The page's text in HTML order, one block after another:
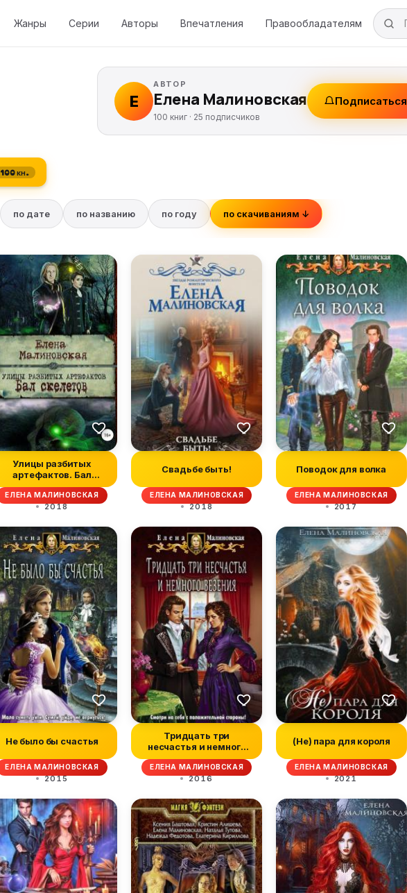
Жанры Серии Авторы Впечатления Правообладателям
Е
АВТОР
Елена Малиновская
100 книг · 25 подписчиков
Подписаться
100 кн.
по дате по названию по году по скачиваниям ↓
Улицы разбитых
артефактов. Бал
скелетов
ЕЛЕНА МАЛИНОВСКАЯ
2018
Свадьбе быть!
ЕЛЕНА МАЛИНОВСКАЯ
2018
Поводок для волка
ЕЛЕНА МАЛИНОВСКАЯ
2017
Не было бы счастья
ЕЛЕНА МАЛИНОВСКАЯ
2015
Тридцать три
несчастья и немного
везения
ЕЛЕНА МАЛИНОВСКАЯ
2016
(Не) пара для короля
ЕЛЕНА МАЛИНОВСКАЯ
2021